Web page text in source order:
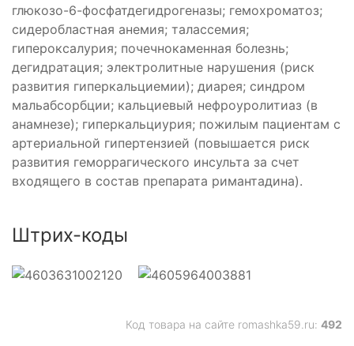
глюкозо-6-фосфатдегидрогеназы; гемохроматоз;
сидеробластная анемия; талассемия;
гипероксалурия; почечнокаменная болезнь;
дегидратация; электролитные нарушения (риск
развития гиперкальциемии); диарея; синдром
мальабсорбции; кальциевый нефроуролитиаз (в
анамнезе); гиперкальциурия; пожилым пациентам с
артериальной гипертензией (повышается риск
развития геморрагического инсульта за счет
входящего в состав препарата римантадина).
Штрих-коды
Код товара на сайте romashka59.ru: 492